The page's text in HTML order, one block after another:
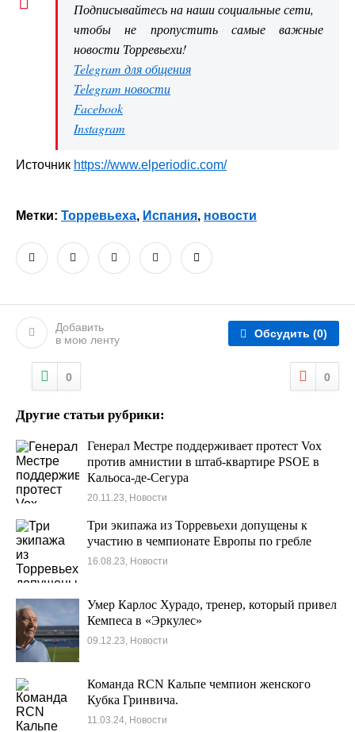
Подписывайтесь на наши социальные сети,
чтобы не пропустить самые важные
новости Торревьехи!
Telegram для общения
Telegram новости
Facebook
Instagram
Источник https://www.elperiodic.com/
Метки: Торревьеха, Испания, новости
Добавить
в мою ленту
Обсудить (0)
0 0
Другие статьи рубрики:
Генерал Местре поддерживает протест Vox
против амнистии в штаб-квартире PSOE в
Кальоса-де-Сегура
20.11.23, Новости
Три экипажа из Торревьехи допущены к
участию в чемпионате Европы по гребле
16.08.23, Новости
Умер Карлос Хурадо, тренер, который привел
Кемпеса в «Эркулес»
09.12.23, Новости
Команда RCN Кальпе чемпион женского
Кубка Гринвича.
11.03.24, Новости